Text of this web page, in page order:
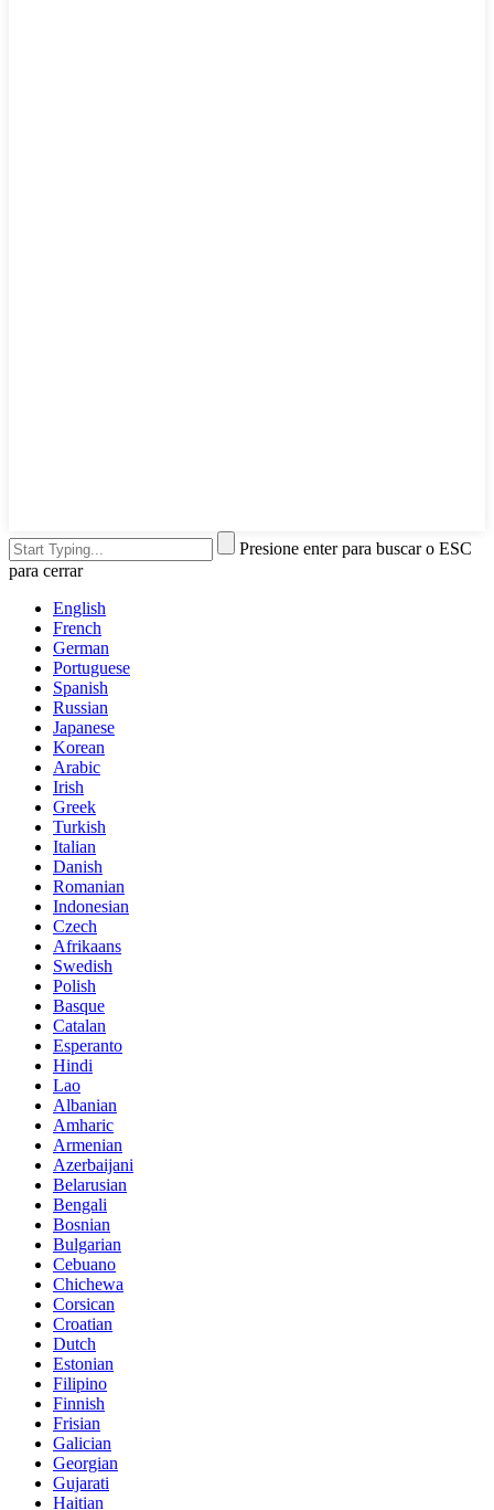
Presione enter para buscar o ESC
para cerrar
English
French
German
Portuguese
Spanish
Russian
Japanese
Korean
Arabic
Irish
Greek
Turkish
Italian
Danish
Romanian
Indonesian
Czech
Afrikaans
Swedish
Polish
Basque
Catalan
Esperanto
Hindi
Lao
Albanian
Amharic
Armenian
Azerbaijani
Belarusian
Bengali
Bosnian
Bulgarian
Cebuano
Chichewa
Corsican
Croatian
Dutch
Estonian
Filipino
Finnish
Frisian
Galician
Georgian
Gujarati
Haitian